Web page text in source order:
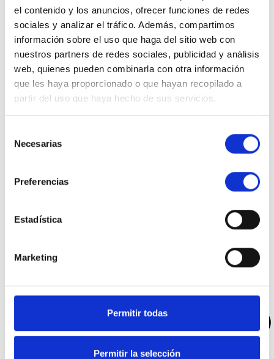
el contenido y los anuncios, ofrecer funciones de redes
sociales y analizar el tráfico. Además, compartimos
información sobre el uso que haga del sitio web con
nuestros partners de redes sociales, publicidad y análisis
web, quienes pueden combinarla con otra información
que les haya proporcionado o que hayan recopilado a
partir del uso que haya hecho de sus servicios.
Necesarias
Preferencias
Estadística
Marketing
Permitir todas
Permitir la selección
Emprendedores
Actualidad